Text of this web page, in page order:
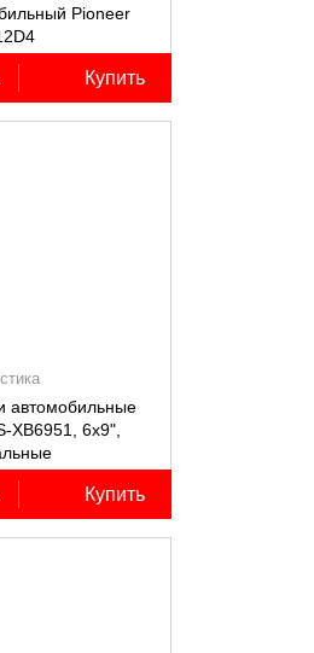
Pioneer
Купить
автомобильные
XB6951, 6х9",
2 шт.
Купить